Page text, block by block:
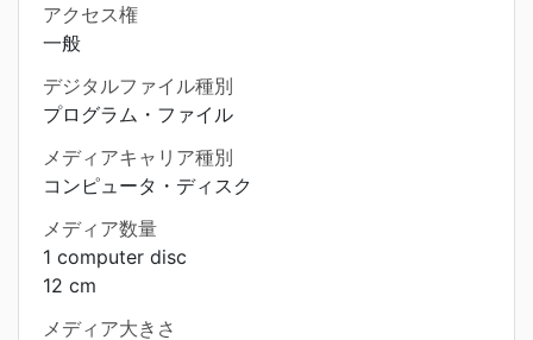
アクセス権
一般
デジタルファイル種別
プログラム・ファイル
メディアキャリア種別
コンピュータ・ディスク
メディア数量
1 computer disc
12 cm
メディア大きさ